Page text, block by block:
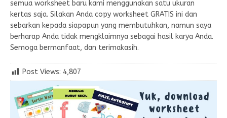
semua worksheet baru kami menggunakan satu ukuran
kertas saja. Silakan Anda copy worksheet GRATIS ini dan
sebarkan kepada siapapun yang membutuhkan, namun saya
berharap Anda tidak mengklaimnya sebagai hasil karya Anda.
Semoga bermanfaat, dan terimakasih.
Post Views: 4,807